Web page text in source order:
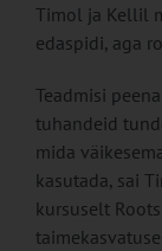
Timol ja Kellil
edaspidi, aga
Teadmisi
tuhandeid
mida
kasutada, sai
kursuselt